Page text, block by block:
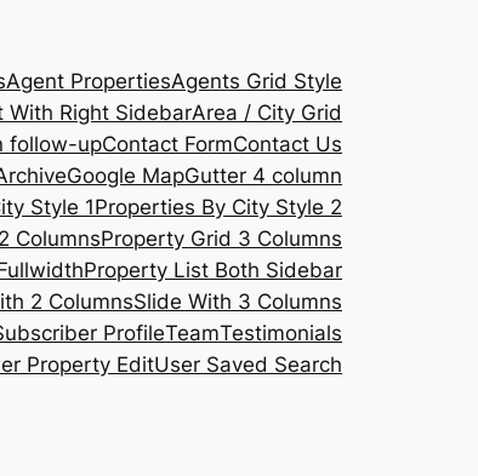
Agent PropertiesAgents Grid Style
With Right SidebarArea / City Grid
follow-upContact FormContact Us
Google MapGutter 4 column
Style 1Properties By City Style 2
ColumnsProperty Grid 3 Columns
Property List Both Sidebar
2 ColumnsSlide With 3 Columns
ProfileTeamTestimonials
Property EditUser Saved Search